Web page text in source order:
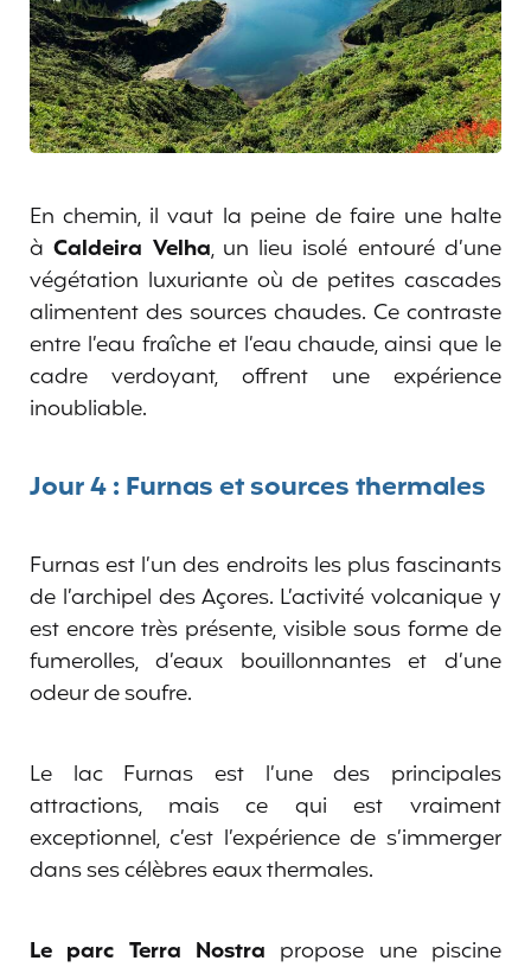
En chemin, il vaut la peine de faire une halte
àCaldeira Velha, un lieu isolé entouré d’une
végétation luxuriante où de petites cascades
alimentent des sources chaudes. Ce contraste
entre l’eau fraîche et l’eau chaude, ainsi que le
cadre verdoyant, offrent une expérience
inoubliable.
Jour 4 : Furnas et sources thermales
Furnas est l’un des endroits les plus fascinants
de l’archipel des Açores. L’activité volcanique y
est encore très présente, visible sous forme de
fumerolles, d’eaux bouillonnantes et d’une
odeur de soufre.
Le lac Furnas est l’une des principales
attractions, mais ce qui est vraiment
exceptionnel, c’est l’expérience de s’immerger
dans ses célèbres eaux thermales.
Le parc Terra Nostra propose une piscine